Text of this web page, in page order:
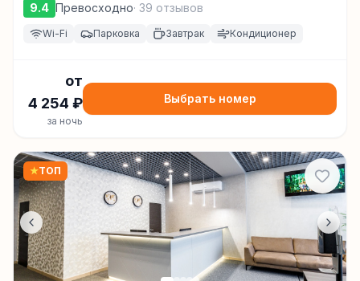
9.4 Превосходно· 39 отзывов
Wi-Fi Парковка Завтрак Кондиционер
от
4 254 ₽
за ночь
Выбрать номер
★ТОП